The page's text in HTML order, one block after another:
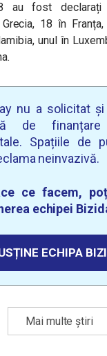
au fost
18 în
unul în
nu a solicitat
de
Spațiile de
neinvazivă.
ce facem,
echipei
ECHIPA
Mai multe știri